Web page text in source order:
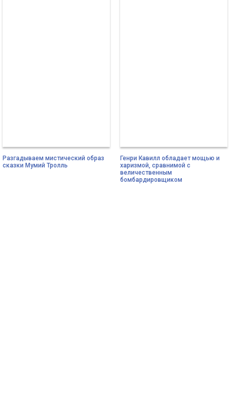
Разгадываем мистический образ
сказки Мумий Тролль
Генри Кавилл обладает мощью и
харизмой, сравнимой с
величественным
бомбардировщиком